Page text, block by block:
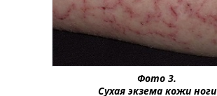
Фото 3.
Сухая экзема кожи ноги